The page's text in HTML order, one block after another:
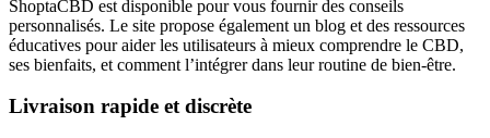
ShoptaCBD est disponible pour vous fournir des conseils
personnalisés. Le site propose également un blog et des ressources
éducatives pour aider les utilisateurs à mieux comprendre le CBD,
ses bienfaits, et comment l’intégrer dans leur routine de bien-être.
Livraison rapide et discrète